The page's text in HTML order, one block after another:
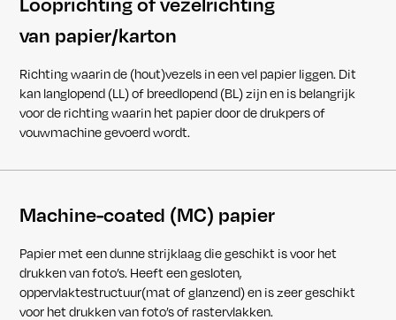
van papier/karton
Richting waarin de (hout)vezels in een vel papier liggen. Dit
kan langlopend (LL) of breedlopend (BL) zijn en is belangrijk
voor de richting waarin het papier door de drukpers of
vouwmachine gevoerd wordt.
Machine-coated (MC) papier
Papier met een dunne strijklaag die geschikt is voor het
drukken van foto’s. Heeft een gesloten,
oppervlaktestructuur(mat of glanzend) en is zeer geschikt
voor het drukken van foto’s of rastervlakken.